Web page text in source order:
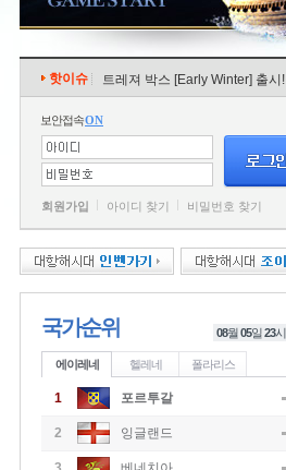
핫이슈 트레져 박스 [Early Winter] 출시!
보안접속ON
회원가입 아이디 찾기 비밀번호 찾기
국가순위 08월 05일 23시
에이레네 헬레네 폴라리스
1 포르투갈
2 잉글랜드